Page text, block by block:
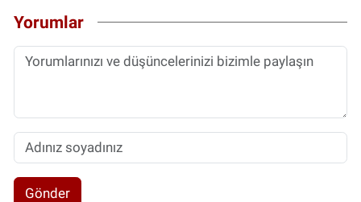
Yorumlar
Gönder